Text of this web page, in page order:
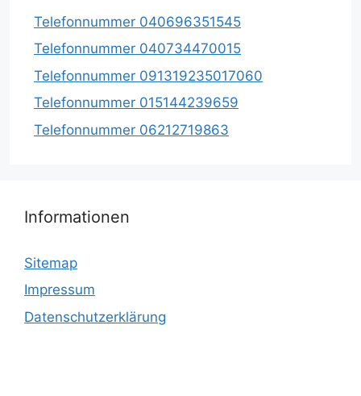
Telefonnummer 040696351545
Telefonnummer 040734470015
Telefonnummer 091319235017060
Telefonnummer 015144239659
Telefonnummer 06212719863
Informationen
Sitemap
Impressum
Datenschutzerklärung